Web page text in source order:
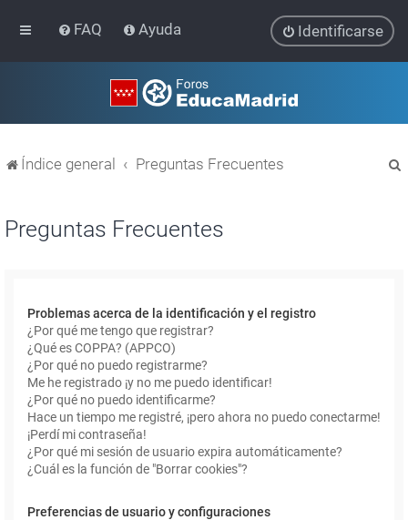
FAQ Ayuda Identificarse
Índice general Preguntas Frecuentes
Preguntas Frecuentes
Problemas acerca de la identificación y el registro
¿Por qué me tengo que registrar?
¿Qué es COPPA? (APPCO)
¿Por qué no puedo registrarme?
Me he registrado ¡y no me puedo identificar!
¿Por qué no puedo identificarme?
Hace un tiempo me registré, ¡pero ahora no puedo conectarme!
¡Perdí mi contraseña!
¿Por qué mi sesión de usuario expira automáticamente?
¿Cuál es la función de "Borrar cookies"?
Preferencias de usuario y configuraciones